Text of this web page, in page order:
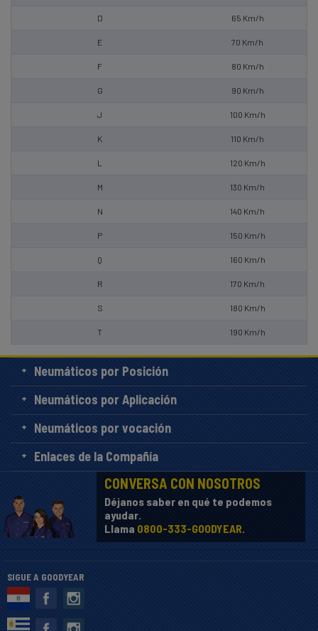
D 65 Km/h
E 70 Km/h
F 80 Km/h
G 90 Km/h
J 100 Km/h
K 110 Km/h
L 120 Km/h
M 130 Km/h
N 140 Km/h
P 150 Km/h
Q 160 Km/h
R 170 Km/h
S 180 Km/h
T 190 Km/h
Neumáticos por Posición
Neumáticos por Aplicación
Neumáticos por vocación
Enlaces de la Compañía
CONVERSA CON NOSOTROS
Déjanos saber en qué te podemos
ayudar.
Llama 0800-333-GOODYEAR.
SIGUE A GOODYEAR